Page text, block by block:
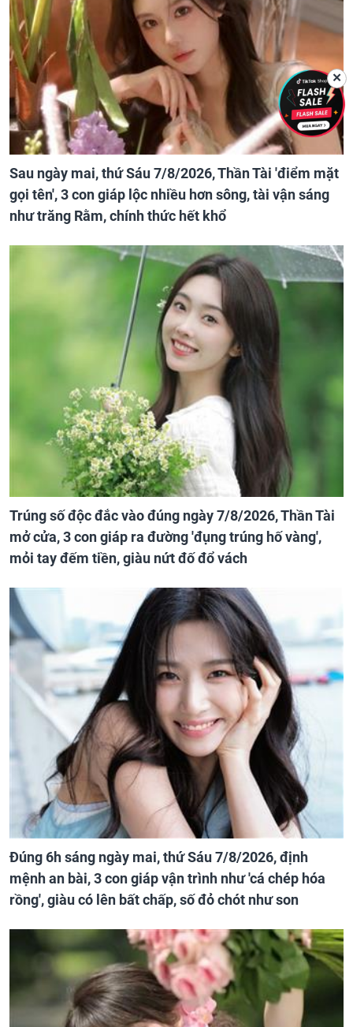
Sau ngày mai, thứ Sáu 7/8/2026, Thần Tài 'điểm mặt
gọi tên', 3 con giáp lộc nhiều hơn sông, tài vận sáng
như trăng Rằm, chính thức hết khổ
Trúng số độc đắc vào đúng ngày 7/8/2026, Thần Tài
mở cửa, 3 con giáp ra đường 'đụng trúng hố vàng',
mỏi tay đếm tiền, giàu nứt đố đổ vách
Đúng 6h sáng ngày mai, thứ Sáu 7/8/2026, định
mệnh an bài, 3 con giáp vận trình như 'cá chép hóa
rồng', giàu có lên bất chấp, số đỏ chót như son
✕